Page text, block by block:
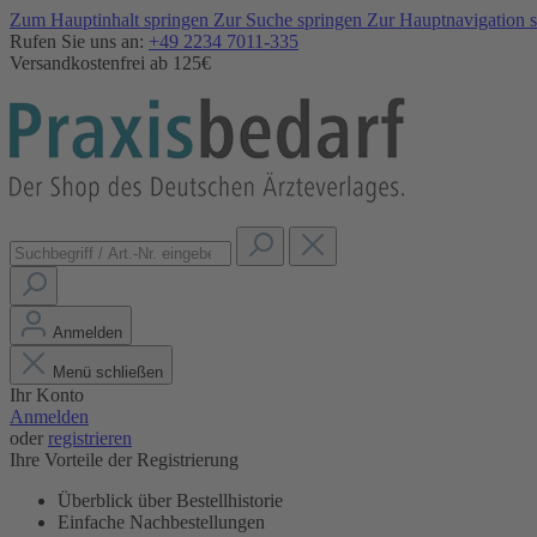
Zum Hauptinhalt springen Zur Suche springen Zur Hauptnavigation
Rufen Sie uns an: +49 2234 7011-335
Versandkostenfrei ab 125€
Anmelden
Menü schließen
Ihr Konto
Anmelden
oder registrieren
Ihre Vorteile der Registrierung
Überblick über Bestellhistorie
Einfache Nachbestellungen